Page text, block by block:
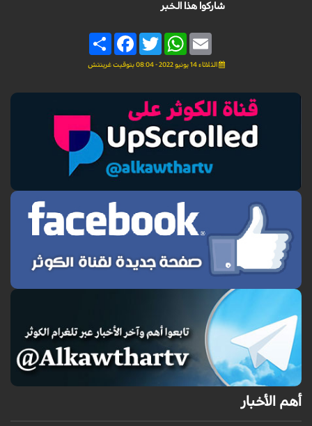
شاركوا هذا الخبر
Share
FacebookTwitter
WhatsAppEmail
الثلاثاء 14 يونيو 2022 - 08:04 بتوقيت غرينتش
أهم الأخبار